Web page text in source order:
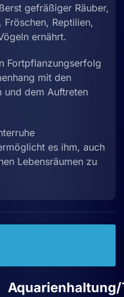
gefräßiger Räuber,
Reptilien,
ernährt.
Fortpflanzungserfolg
mit den
und dem Auftreten
es ihm, auch
Lebensräumen zu